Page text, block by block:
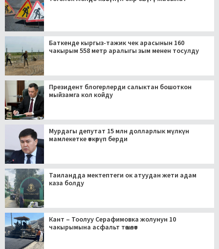
Баткенде кыргыз-тажик чек арасынын 160
чакырым 558 метр аралыгы зым менен тосулду
Президент блогерлерди салыктан бошоткон
мыйзамга кол койду
Мурдагы депутат 15 млн долларлык мүлкүн
мамлекетке өткөрүп берди
Таиландда мектептеги ок атуудан жети адам
каза болду
Кант – Тоолуу Серафимовка жолунун 10
чакырымына асфальт төшөлөт